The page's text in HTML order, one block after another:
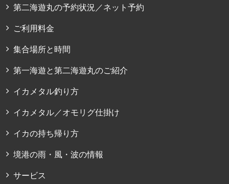
第二海遊丸の予約状況／ネット予約
ご利用料金
集合場所と時間
第一海遊と第二海遊丸のご紹介
イカメタル釣り方
イカメタル／オモリグ仕掛け
イカの持ち帰り方
境港の雨・風・波の情報
サービス